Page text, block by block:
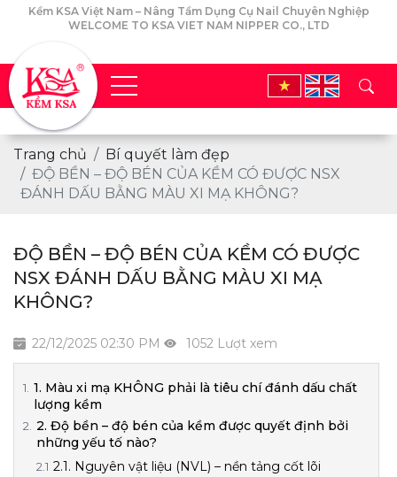
Kềm KSA Việt Nam – Nâng Tầm Dụng Cụ Nail Chuyên Nghiệp
WELCOME TO KSA VIET NAM NIPPER CO., LTD
Trang chủ
Bí quyết làm đẹp
ĐỘ BỀN – ĐỘ BÉN CỦA KỀM CÓ ĐƯỢC NSX
ĐÁNH DẤU BẰNG MÀU XI MẠ KHÔNG?
ĐỘ BỀN – ĐỘ BÉN CỦA KỀM CÓ ĐƯỢC
NSX ĐÁNH DẤU BẰNG MÀU XI MẠ
KHÔNG?
22/12/2025 02:30 PM 1052 Lượt xem
1. Màu xi mạ KHÔNG phải là tiêu chí đánh dấu chất
lượng kềm
2. Độ bền – độ bén của kềm được quyết định bởi
những yếu tố nào?
2.1. Nguyên vật liệu (NVL) – nền tảng cốt lõi